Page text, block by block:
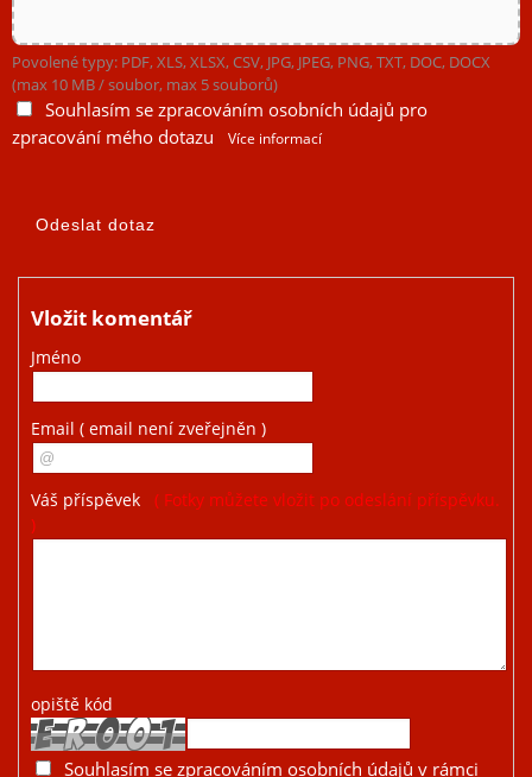
Povolené typy: PDF, XLS, XLSX, CSV, JPG, JPEG, PNG, TXT, DOC, DOCX
(max 10 MB / soubor, max 5 souborů)
Souhlasím se zpracováním osobních údajů pro
zpracování mého dotazu
Více informací
Vložit komentář
Jméno
Email ( email není zveřejněn )
Váš příspěvek
( Fotky můžete vložit po odeslání příspěvku.
)
opiště kód
Souhlasím se zpracováním osobních údajů v rámci